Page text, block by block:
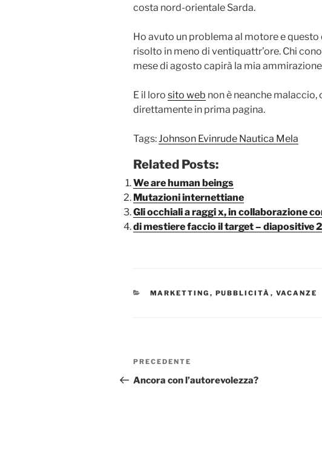
costa nord-orientale Sarda.
Ho avuto un problema al motore e questo
risolto in meno di ventiquattr’ore. Chi
mese di agosto capirà la mia
E il loro sito web non è neanche malaccio,
direttamente in prima pagina.
Tags:Johnson Evinrude Nautica Mela
Related Posts:
We are human beings
Mutazioni internettiane
Gli occhiali a raggi x, in collaborazione
di mestiere faccio il target – diapositive
CATEGORIE
MARKETTING , PUBBLICITÀ , VACANZE
Navigazione
articoli
Articolo
precedente:
PRECEDENTE
Ancora con l’autorevolezza?